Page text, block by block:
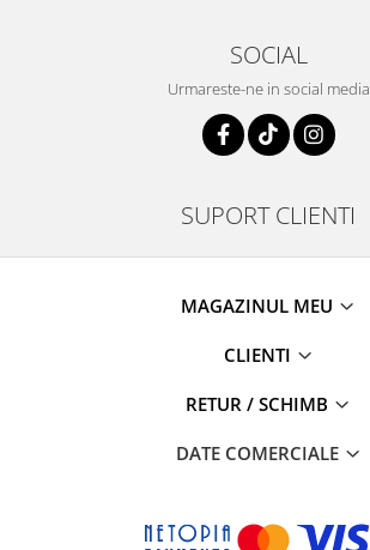
SOCIAL
Urmareste-ne in social media
SUPORT CLIENTI
MAGAZINUL MEU
CLIENTI
RETUR / SCHIMB
DATE COMERCIALE